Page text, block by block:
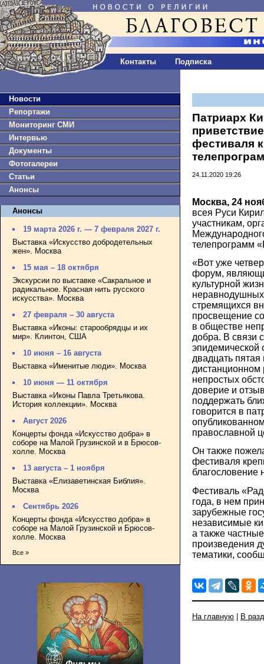
Контакты Подписка
Новости
Репортажи
Мониторинг СМИ
Интервью
Документы
Фотогалереи
Статьи
Анонсы
Анонсы
19 марта 2026 г. — 7 февраля 2027 г.
Выставка «Искусство добродетельных
жен». Москва
15 мая – 18 октября
Экскурсии по выставке «Сакральное и
радикальное. Красная нить русского
искусства». Москва
27 февраля – 30 августа
Выставка «Иконы: старообрядцы и их
мир». Клинтон, США
10 июня – 16 августа
Выставка «Именитые люди». Москва
10 июня — 11 октября
Выставка «Иконы Павла Третьякова.
История коллекции». Москва
Август 2026
Концерты фонда «Искусство добра» в
соборе на Малой Грузинской и в Брюсов-
холле. Москва
13 августа – 1 ноября
Выставка «Елизаветинская Библия».
Москва
Сентябрь 2026
Концерты фонда «Искусство добра» в
соборе на Малой Грузинской и Брюсов-
холле. Москва
Все »
Патриарх
фестиваля
24.11.2020 19:26
Москва, 24
всея Руси
участникам,
телепрограмм
«Вот уже
форум,
культурной
стремящихся
просвещение
в обществе
добра. В связи
эпидемической
двадцать пятая
непростых
доверие и
поддержать
говорится в
православной
Он также
фестиваля
благословение
Фестиваль
года, в нем
зарубежные
независимые
а также
произведения
тематики,
На главную В